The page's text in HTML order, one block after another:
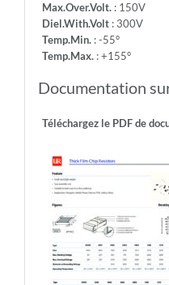
Max.Over.Volt.: 150V
Diel.With.Volt: 300V
Temp.Min.: -55°
Temp.Max.: +155°
Documentation
Téléchargez le PDF de